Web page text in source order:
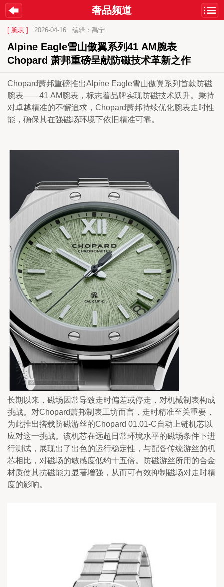
奢品频道
[ 腕表 ] 2026-04-16 编辑：禹宁
Alpine Eagle雪山傲翼系列41 AM腕表
Chopard 萧邦重磅呈献防磁技术革新之作
Chopard萧邦重磅推出Alpine Eagle雪山傲翼系列首款防磁
腕表——41 AM腕表，标志着品牌实现防磁技术跃升。秉持
对卓越精准的不懈追求，Chopard萧邦持续优化腕表走时性
能，确保其在强磁场环境下依旧精准可靠。
长期以来，磁场因常导致走时偏差或停走，对机械制表构成
挑战。对Chopard萧邦制表工坊而言，走时精准至关重要，
为此推出搭载防磁游丝的Chopard 01.01‑C自动上链机芯以
应对这一挑战。该机芯在远超日常环境水平的磁场条件下进
行测试，展现出了出色的运行稳定性，与配备传统游丝的机
芯相比，对磁场的敏感度低约十五倍。防磁游丝所用的合金
材质使其抗磁能力显著增强，从而可有效抑制磁场对走时精
度的影响。